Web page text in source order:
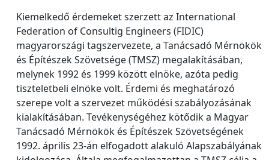
Kiemelkedő érdemeket szerzett az International
Federation of Consultig Engineers (FIDIC)
magyarországi tagszervezete, a Tanácsadó Mérnökök
és Építészek Szövetsége (TMSZ) megalakításában,
melynek 1992 és 1999 között elnöke, azóta pedig
tiszteletbeli elnöke volt. Érdemi és meghatározó
szerepe volt a szervezet működési szabályozásának
kialakításában. Tevékenységéhez kötődik a Magyar
Tanácsadó Mérnökök és Építészek Szövetségének
1992. április 23-án elfogadott alakuló Alapszabályának